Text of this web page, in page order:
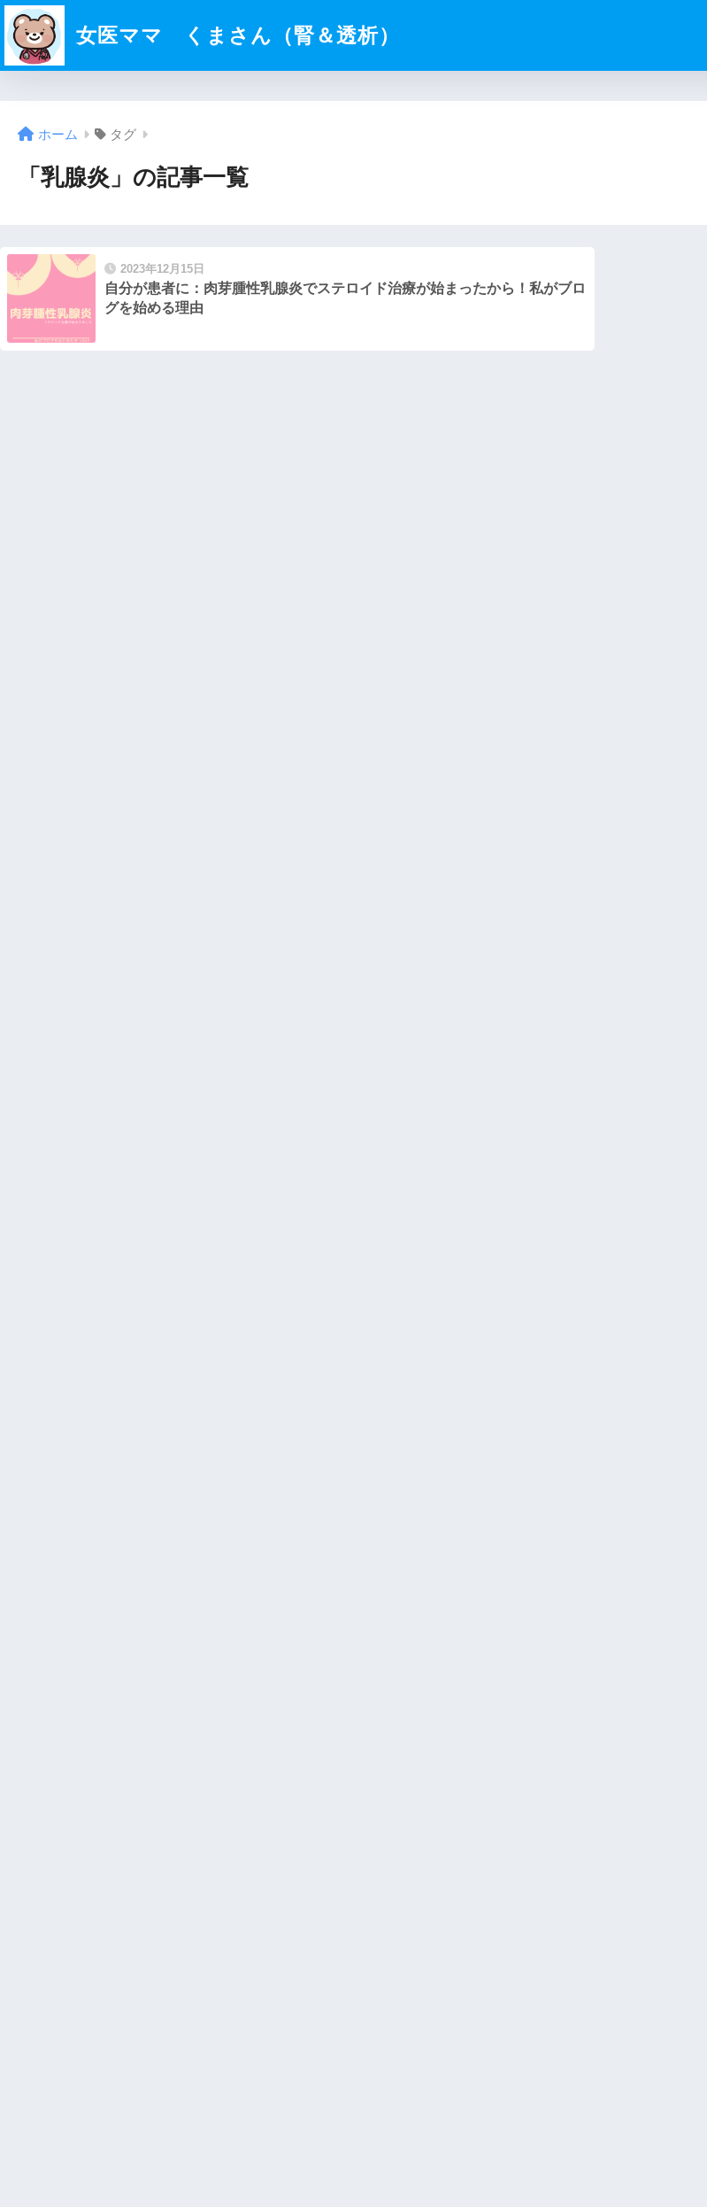
女医ママ くまさん（腎＆透析）
ホーム タグ
「乳腺炎」の記事一覧
2023年12月15日
自分が患者に：肉芽腫性乳腺炎でステロイド治療が始まったから！私がブロ
グを始める理由